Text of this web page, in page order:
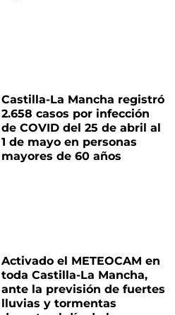
Castilla-La Mancha registró
2.658 casos por infección
de COVID del 25 de abril al
1 de mayo en personas
mayores de 60 años
Activado el METEOCAM en
toda Castilla-La Mancha,
ante la previsión de fuertes
lluvias y tormentas